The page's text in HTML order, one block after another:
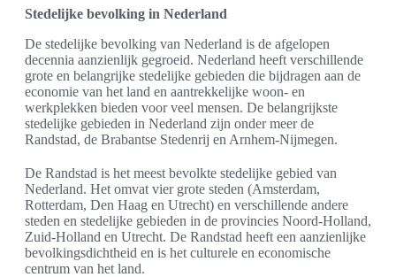
Stedelijke bevolking in Nederland
De stedelijke bevolking van Nederland is de afgelopen
decennia aanzienlijk gegroeid. Nederland heeft verschillende
grote en belangrijke stedelijke gebieden die bijdragen aan de
economie van het land en aantrekkelijke woon- en
werkplekken bieden voor veel mensen. De belangrijkste
stedelijke gebieden in Nederland zijn onder meer de
Randstad, de Brabantse Stedenrij en Arnhem-Nijmegen.
De Randstad is het meest bevolkte stedelijke gebied van
Nederland. Het omvat vier grote steden (Amsterdam,
Rotterdam, Den Haag en Utrecht) en verschillende andere
steden en stedelijke gebieden in de provincies Noord-Holland,
Zuid-Holland en Utrecht. De Randstad heeft een aanzienlijke
bevolkingsdichtheid en is het culturele en economische
centrum van het land.